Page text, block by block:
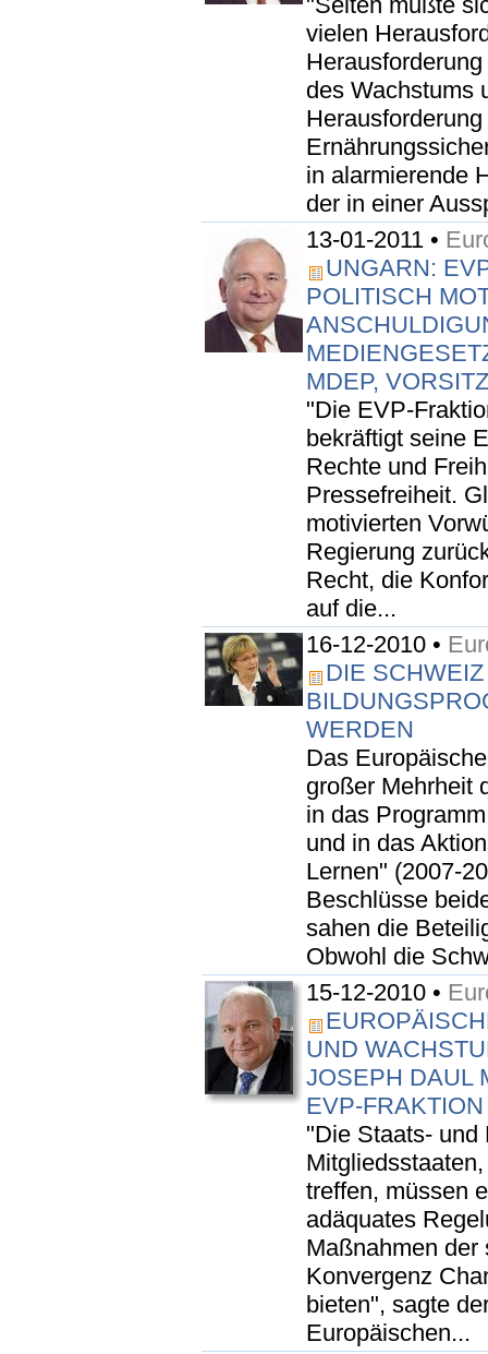
vielen
des Wachstums
in alarmierende
der in einer
13-01-2011 •
UNGARN:
POLITISCH
MDEP,
"Die EVP-
bekräftigt seine
Rechte und
Pressefreiheit.
motivierten
Regierung
Recht, die
auf die...
16-12-2010 •
DIE
WERDEN
Das
großer Mehrheit
in das
und in das
Lernen" (2007-
Beschlüsse
sahen die
Obwohl die
15-12-2010 •
UND
JOSEPH DAUL
EVP-FRAKTION
"Die Staats- und
treffen, müssen
adäquates
Maßnahmen der
Konvergenz
bieten", sagte
Europäischen...